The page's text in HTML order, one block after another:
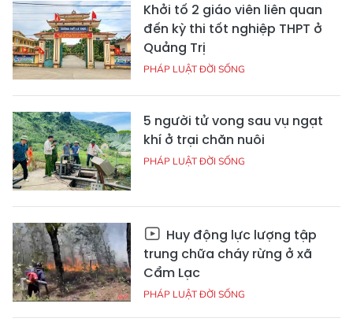
Khởi tố 2 giáo viên liên quan
đến kỳ thi tốt nghiệp THPT ở
Quảng Trị
PHÁP LUẬT ĐỜI SỐNG
5 người tử vong sau vụ ngạt
khí ở trại chăn nuôi
PHÁP LUẬT ĐỜI SỐNG
Huy động lực lượng tập
trung chữa cháy rừng ở xã
Cẩm Lạc
PHÁP LUẬT ĐỜI SỐNG